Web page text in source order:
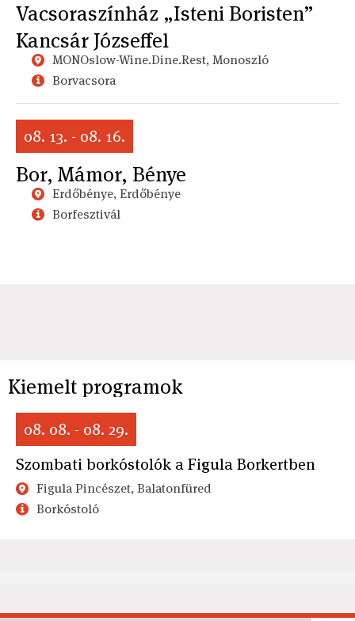
Vacsoraszínház „Isteni Boristen”
Kancsár Józseffel
MONOslow-Wine.Dine.Rest, Monoszló
Borvacsora
08. 13. - 08. 16.
Bor, Mámor, Bénye
Erdőbénye, Erdőbénye
Borfesztivál
Kiemelt programok
08. 08. - 08. 29.
Szombati borkóstolók a Figula Borkertben
Figula Pincészet, Balatonfüred
Borkóstoló